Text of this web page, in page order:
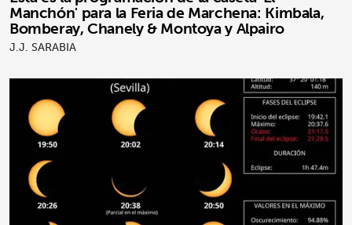
Manchón' para la Feria de Marchena: Kimbala,
Bomberay, Chanely & Montoya y Alpairo
J.J. SARABIA